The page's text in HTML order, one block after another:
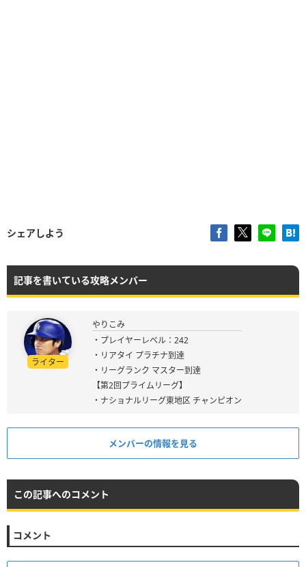
シェアしよう
記事を書いている攻略メンバー
ライター
やりこみ
・プレイヤーレベル：242
・リアタイ プラチナ到達
・リーグランク マスター到達
【第2回プライムリーグ】
・ナショナルリーグ東地区 チャンピオン
メンバーの情報を見る
この記事へのコメント
コメント